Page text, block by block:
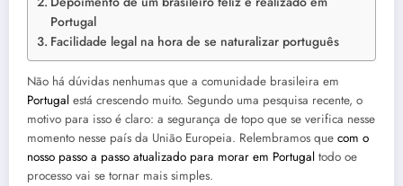
Portugal
Facilidade legal na hora de se naturalizar português
Não há dúvidas nenhumas que a comunidade brasileira em
Portugal está crescendo muito. Segundo uma pesquisa recente, o
motivo para isso é claro: a segurança de topo que se verifica nesse
momento nesse país da União Europeia. Relembramos que com o
nosso passo a passo atualizado para morar em Portugal todo oe
processo vai se tornar mais simples.